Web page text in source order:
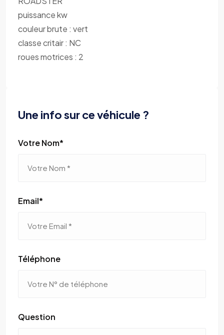
puissance kw
couleur brute : vert
classe critair : NC
roues motrices : 2
Une info sur ce véhicule ?
Votre Nom*
Email*
Téléphone
Question